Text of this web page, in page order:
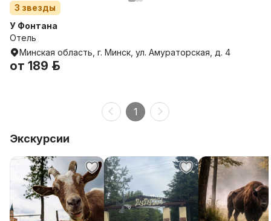
3 звезды
У Фонтана
Отель
Минская область, г. Минск, ул. Амураторская, д. 4
от 189 р.
1
Экскурсии